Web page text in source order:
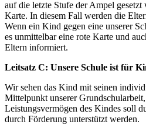
auf die letzte Stufe der Ampel
Karte. In diesem Fall werden die
Wenn ein Kind gegen eine unserer
es unmittelbar eine rote Karte und
Eltern informiert.
Leitsatz C: Unsere Schule ist für
Wir sehen das Kind mit seinen
Mittelpunkt unserer
Leistungsvermögen des Kindes soll
durch Förderung unterstützt werden.